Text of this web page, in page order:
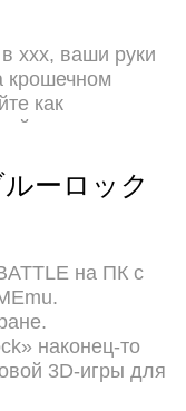
ххх, ваши руки
крошечном
как
контроль над
сколько
игры в ххх
в
нескольких
игру с двумя
одном
ーロック
на ПК с
наконец-то
3D-игры для